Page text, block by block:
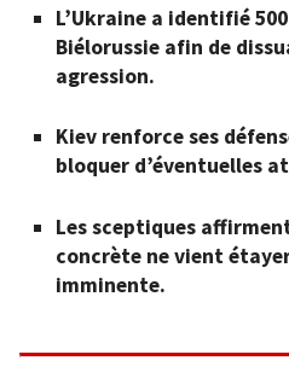
L’Ukraine a identifié
Biélorussie afin de
agression.
Kiev renforce ses
bloquer d’éventuelles
Les sceptiques
concrète ne vient
imminente.